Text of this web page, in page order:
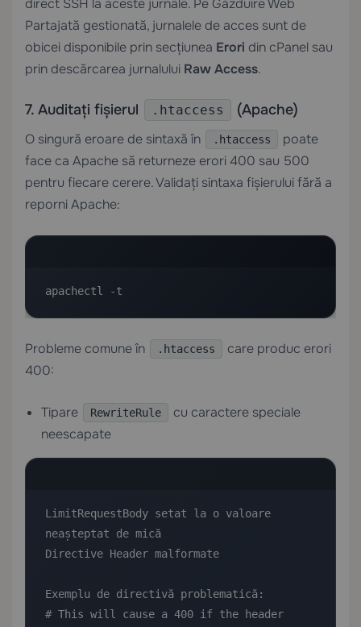
direct SSH la aceste jurnale. Pe Găzduire Web
Partajată gestionată, jurnalele de acces sunt de
obicei disponibile prin secțiunea Erori din cPanel sau
prin descărcarea jurnalului Raw Access.
7. Auditați fișierul .htaccess (Apache)
O singură eroare de sintaxă în .htaccess
poate
face ca Apache să returneze erori 400 sau 500
pentru fiecare cerere. Validați sintaxa fișierului fără a
reporni Apache:
apachectl -t
Probleme comune în .htaccess
care produc erori
400:
Tipare RewriteRule
cu caractere speciale
neescapate
LimitRequestBody setat la o valoare
neașteptat de mică
Directive Header malformate
Exemplu de directivă problematică:
# This will cause a 400 if the header